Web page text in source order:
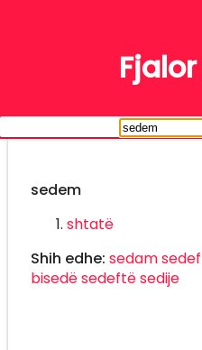
sedem
shtatë
Shih edhe: sedamsedef
bisedësedeftësedije